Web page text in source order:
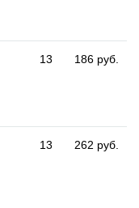
13 186 руб.
13 262 руб.